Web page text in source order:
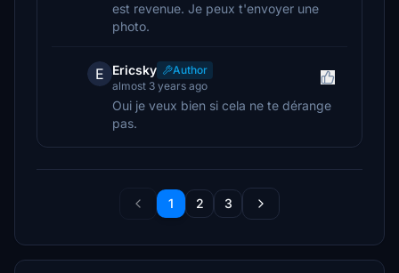
est revenue. Je peux t'envoyer une
photo.
E Ericsky
Author
almost 3 years ago
Oui je veux bien si cela ne te dérange
pas.
1 2 3